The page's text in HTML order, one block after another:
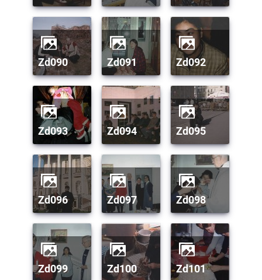
zd090 zd091 zd092
zd093 zd094 zd095
zd096 zd097 zd098
zd099 zd100 zd101